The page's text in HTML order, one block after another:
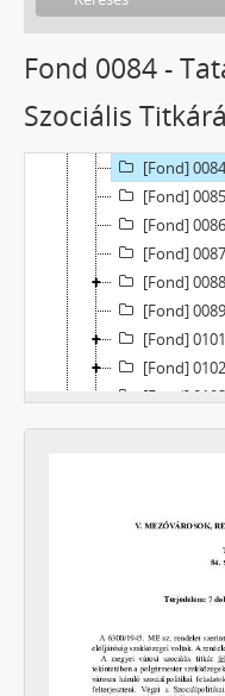
Fond 0084 -
Szociális
[Fond] 0080 -
[Fond] 0081 -
[Fond] 0082 -
[Fond] 0084 -
[Fond] 0085 -
[Fond] 0086 -
[Fond] 0087 -
[Fond] 0088 -
[Fond] 0089 -
[Fond]
[Fond]
[Fond]
[Fond]
[fondfőcsoport]
[fondfőcsoport]